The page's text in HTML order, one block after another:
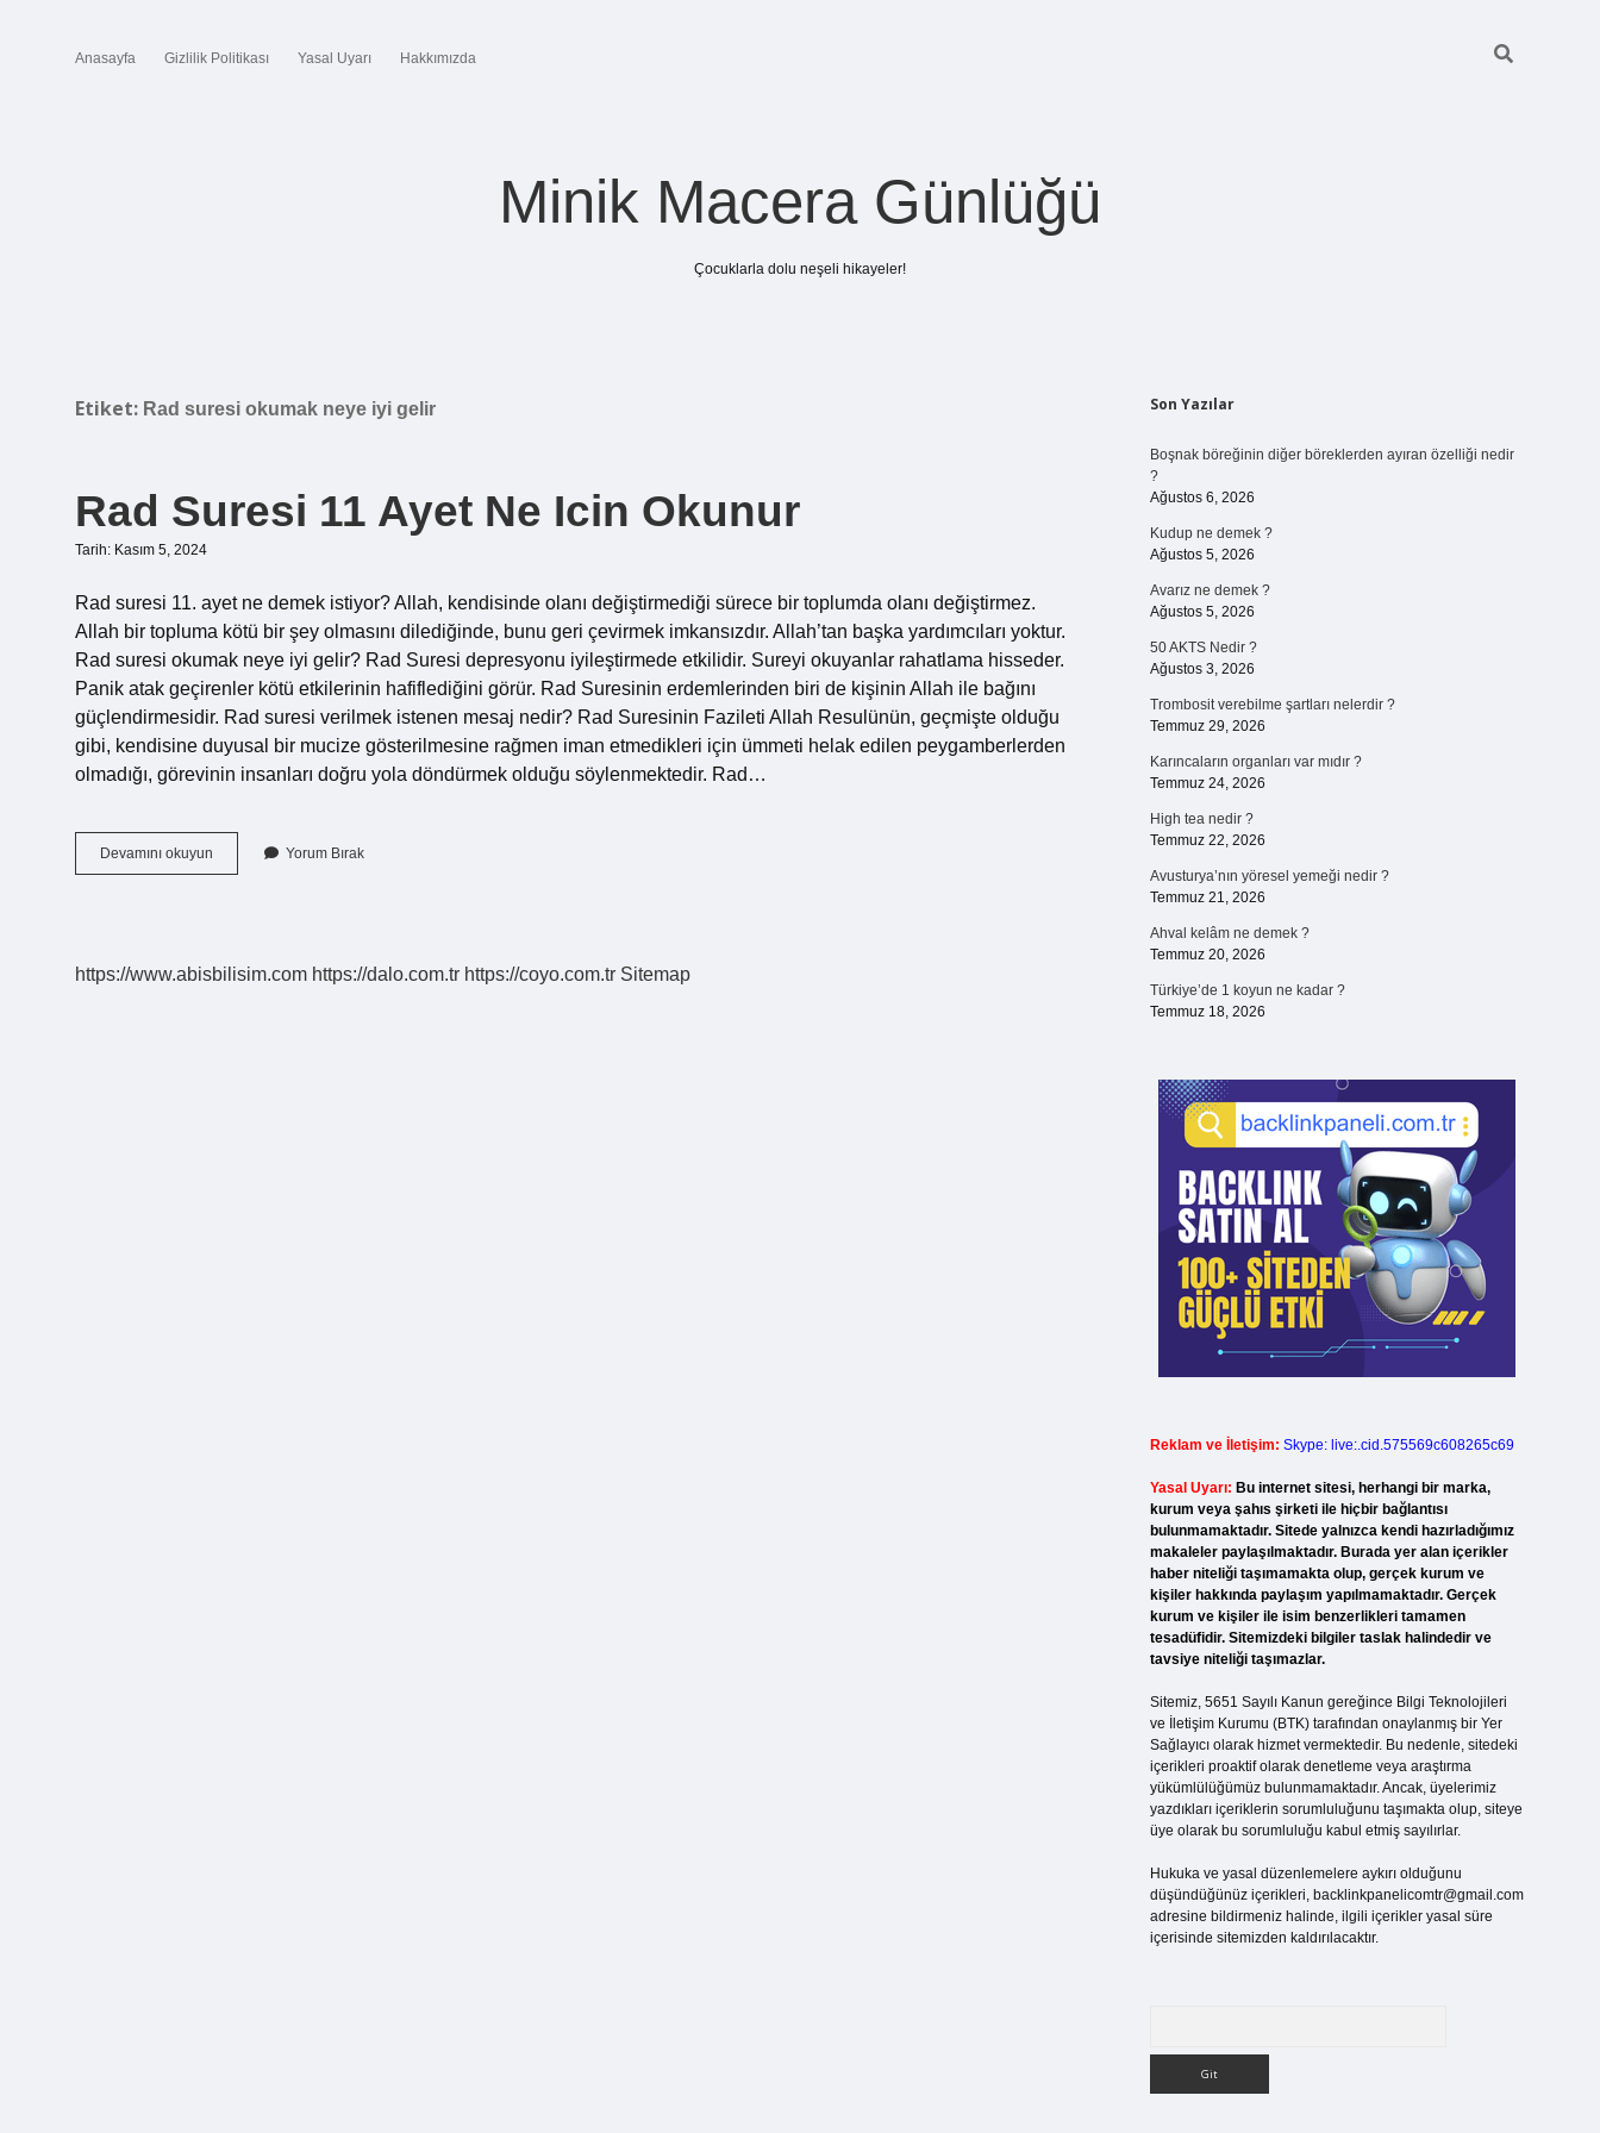
Anasayfa Gizlilik Politikası Yasal Uyarı Hakkımızda
Minik Macera Günlüğü
Çocuklarla dolu neşeli hikayeler!
Etiket: Rad suresi okumak neye iyi gelir
Rad Suresi 11 Ayet Ne Icin Okunur
Tarih: Kasım 5, 2024
Rad suresi 11. ayet ne demek istiyor? Allah, kendisinde olanı değiştirmediği sürece bir toplumda olanı değiştirmez.
Allah bir topluma kötü bir şey olmasını dilediğinde, bunu geri çevirmek imkansızdır. Allah’tan başka yardımcıları yoktur.
Rad suresi okumak neye iyi gelir? Rad Suresi depresyonu iyileştirmede etkilidir. Sureyi okuyanlar rahatlama hisseder.
Panik atak geçirenler kötü etkilerinin hafiflediğini görür. Rad Suresinin erdemlerinden biri de kişinin Allah ile bağını
güçlendirmesidir. Rad suresi verilmek istenen mesaj nedir? Rad Suresinin Fazileti Allah Resulünün, geçmişte olduğu
gibi, kendisine duyusal bir mucize gösterilmesine rağmen iman etmedikleri için ümmeti helak edilen peygamberlerden
olmadığı, görevinin insanları doğru yola döndürmek olduğu söylenmektedir. Rad…
Devamını okuyun
Suresi
Okunur
Yorum Bırak
https://www.abisbilisim.com https://dalo.com.tr https://coyo.com.tr Sitemap
Sidebar
Son Yazılar
Boşnak böreğinin diğer böreklerden ayıran özelliği nedir
?
Ağustos 6, 2026
Kudup ne demek ?
Ağustos 5, 2026
Avarız ne demek ?
Ağustos 5, 2026
50 AKTS Nedir ?
Ağustos 3, 2026
Trombosit verebilme şartları nelerdir ?
Temmuz 29, 2026
Karıncaların organları var mıdır ?
Temmuz 24, 2026
High tea nedir ?
Temmuz 22, 2026
Avusturya’nın yöresel yemeği nedir ?
Temmuz 21, 2026
Ahval kelâm ne demek ?
Temmuz 20, 2026
Türkiye’de 1 koyun ne kadar ?
Temmuz 18, 2026
Reklam ve İletişim: Skype: live:.cid.575569c608265c69
Yasal Uyarı: Bu internet sitesi, herhangi bir marka,
kurum veya şahıs şirketi ile hiçbir bağlantısı
bulunmamaktadır. Sitede yalnızca kendi hazırladığımız
makaleler paylaşılmaktadır. Burada yer alan içerikler
haber niteliği taşımamakta olup, gerçek kurum ve
kişiler hakkında paylaşım yapılmamaktadır. Gerçek
kurum ve kişiler ile isim benzerlikleri tamamen
tesadüfidir. Sitemizdeki bilgiler taslak halindedir ve
tavsiye niteliği taşımazlar.
Sitemiz, 5651 Sayılı Kanun gereğince Bilgi Teknolojileri
ve İletişim Kurumu (BTK) tarafından onaylanmış bir Yer
Sağlayıcı olarak hizmet vermektedir. Bu nedenle, sitedeki
içerikleri proaktif olarak denetleme veya araştırma
yükümlülüğümüz bulunmamaktadır. Ancak, üyelerimiz
yazdıkları içeriklerin sorumluluğunu taşımakta olup, siteye
üye olarak bu sorumluluğu kabul etmiş sayılırlar.
Hukuka ve yasal düzenlemelere aykırı olduğunu
düşündüğünüz içerikleri, backlinkpanelicomtr@gmail.com
adresine bildirmeniz halinde, ilgili içerikler yasal süre
içerisinde sitemizden kaldırılacaktır.